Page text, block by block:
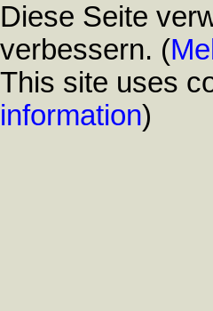
Diese Seite
verbessern. (
This site uses
information)